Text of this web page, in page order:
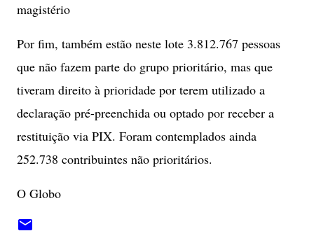
magistério
Por fim, também estão neste lote 3.812.767 pessoas
que não fazem parte do grupo prioritário, mas que
tiveram direito à prioridade por terem utilizado a
declaração pré-preenchida ou optado por receber a
restituição via PIX. Foram contemplados ainda
252.738 contribuintes não prioritários.
O Globo